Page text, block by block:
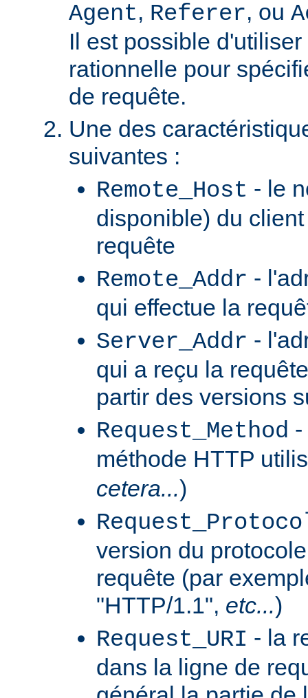
Agent, Referer, ou
Il est possible
rationnelle pour
de requête.
Une des
suivantes :
Remote_Host - le
disponible) du
requête
Remote_Addr -
qui effectue la
Server_Addr -
qui a reçu la
partir des versions
Request_Method
méthode HTTP
cetera...)
version du
requête (par
"HTTP/1.1", etc...)
Request_URI - la
dans la ligne de